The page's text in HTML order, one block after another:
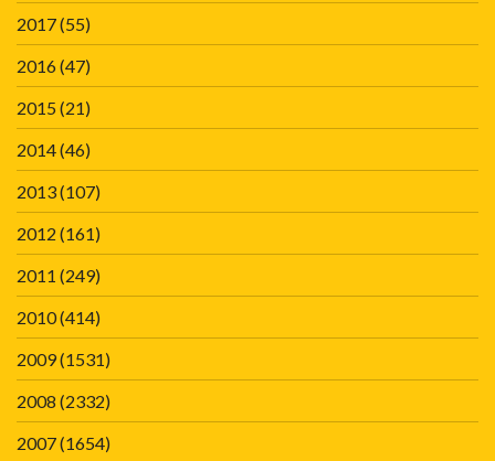
2017(55)
2016(47)
2015(21)
2014(46)
2013(107)
2012 (161)
2011 (249)
2010(414)
2009(1531)
2008 (2332)
2007(1654)